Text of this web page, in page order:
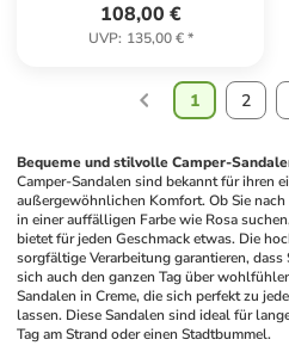
108,00 €
UVP: 135,00 €*
1 2
Bequeme und stilvolle Camper-
Camper-Sandalen sind bekannt für ihren
außergewöhnlichen Komfort. Ob Sie
in einer auffälligen Farbe wie Rosa
bietet für jeden Geschmack etwas. Die
sorgfältige Verarbeitung garantieren,
sich auch den ganzen Tag über
Sandalen in Creme, die sich perfekt zu
lassen. Diese Sandalen sind ideal für
Tag am Strand oder einen Stadtbummel.